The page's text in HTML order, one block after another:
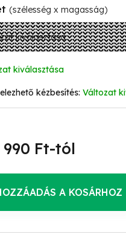
(szélesség x magasság)
kiválasztása
Változat
990 Ft-tól
A KOSÁRHOZ